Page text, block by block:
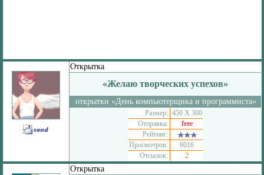
Открытка
«Желаю творческих успехов»
открытки «День компьютерщика и программиста»
Размер: 450 Х 300
Отправка:
free
Рейтинг:
Просмотров:
6016
Отсылок:
2
Открытка